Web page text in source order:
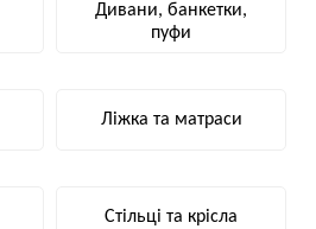
Дивани, банкетки,
пуфи
Ліжка та матраси
Стільці та крісла